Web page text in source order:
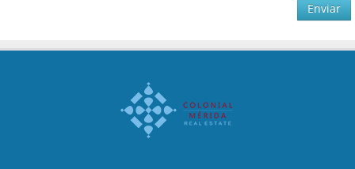
Enviar